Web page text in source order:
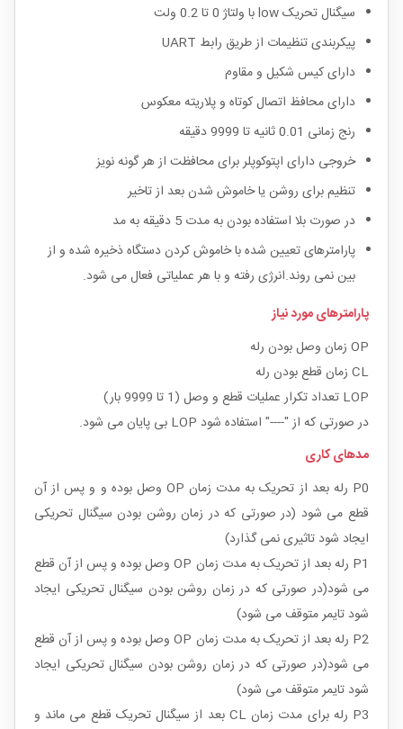
سیگنال تحریک low با ولتاژ 0 تا 0.2 ولت
پیکربندی تنظیمات از طریق رابط UART
دارای کیس شکیل و مقاوم
دارای محافظ اتصال کوتاه و پلاریته معکوس
رنج زمانی 0.01 ثانیه تا 9999 دقیقه
خروجی دارای اپتوکوپلر برای محافظت از هر گونه نویز
تنظیم برای روشن یا خاموش شدن بعد از تاخیر
در صورت بلا استفاده بودن به مدت 5 دقیقه به مد
پارامترهای تعیین شده با خاموش کردن دستگاه ذخیره شده و از
بین نمی روند.انرژی رفته و با هر عملیاتی فعال می شود.
پارامترهای مورد نیاز
OP زمان وصل بودن رله
CL زمان قطع بودن رله
LOP تعداد تکرار عملیات قطع و وصل (1 تا 9999 بار)
در صورتی که از "----" استفاده شود LOP بی پایان می شود.
مدهای کاری
P0 رله بعد از تحریک به مدت زمان OP وصل بوده و و پس از آن
قطع می شود (در صورتی که در زمان روشن بودن سیگنال تحریکی
ایجاد شود تاثیری نمی گذارد)
P1 رله بعد از تحریک به مدت زمان OP وصل بوده و پس از آن قطع
می شود(در صورتی که در زمان روشن بودن سیگنال تحریکی ایجاد
شود تایمر متوقف می شود)
P2 رله بعد از تحریک به مدت زمان OP وصل بوده و پس از آن قطع
می شود(در صورتی که در زمان روشن بودن سیگنال تحریکی ایجاد
شود تایمر متوقف می شود)
P3 رله برای مدت زمان CL بعد از سیگنال تحریک قطع می ماند و